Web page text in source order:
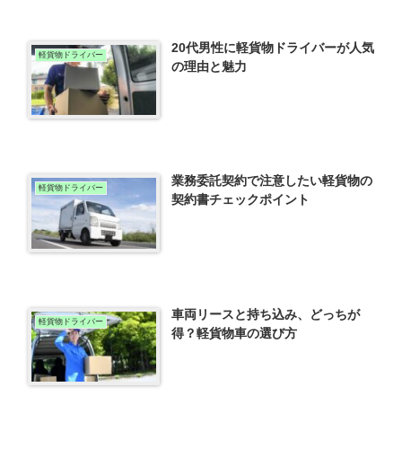
軽貨物ドライバー
20代男性に軽貨物ドライバーが人気
の理由と魅力
軽貨物ドライバー
業務委託契約で注意したい軽貨物の
契約書チェックポイント
軽貨物ドライバー
車両リースと持ち込み、どっちが
得？軽貨物車の選び方